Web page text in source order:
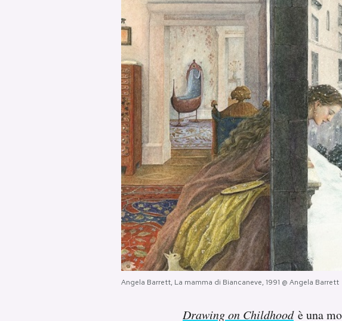
Mondiali calcio 2026
AREA PERSONALE
Angela Barrett, La mamma di Biancaneve, 1991 @ Angela Barrett
Drawing on Childhood è una